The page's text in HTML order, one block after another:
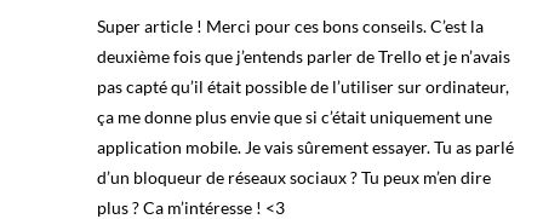
Super article ! Merci pour ces bons conseils. C’est la
deuxième fois que j’entends parler de Trello et je n’avais
pas capté qu’il était possible de l’utiliser sur ordinateur,
ça me donne plus envie que si c’était uniquement une
application mobile. Je vais sûrement essayer. Tu as parlé
d’un bloqueur de réseaux sociaux ? Tu peux m’en dire
plus ? Ca m’intéresse ! <3